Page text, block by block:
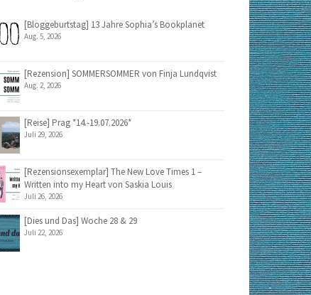
[Bloggeburtstag] 13 Jahre Sophia’s Bookplanet
Aug. 5, 2026
[Rezension] SOMMERSOMMER von Finja Lundqvist
Aug. 2, 2026
[Reise] Prag *14.-19.07.2026*
Juli 29, 2026
[Rezensionsexemplar] The New Love Times 1 –
Written into my Heart von Saskia Louis
Juli 26, 2026
[Dies und Das] Woche 28 & 29
Juli 22, 2026